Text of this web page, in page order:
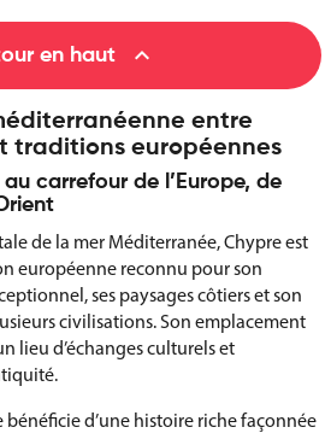
en haut 
entre
traditions européennes
carrefour de l’Europe, de
de la mer Méditerranée, Chypre est
européenne reconnu pour son
ses paysages côtiers et son
civilisations. Son emplacement
lieu d’échanges culturels et
d’une histoire riche façonnée